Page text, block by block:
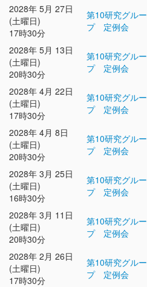
2028年 5月 27日
(土曜日)
17時30分
第10研究グルー
プ 定例会
2028年 5月 13日
(土曜日)
20時30分
第10研究グルー
プ 定例会
2028年 4月 22日
(土曜日)
17時30分
第10研究グルー
プ 定例会
2028年 4月 8日
(土曜日)
20時30分
第10研究グルー
プ 定例会
2028年 3月 25日
(土曜日)
16時30分
第10研究グルー
プ 定例会
2028年 3月 11日
(土曜日)
20時30分
第10研究グルー
プ 定例会
2028年 2月 26日
(土曜日)
17時30分
第10研究グルー
プ 定例会